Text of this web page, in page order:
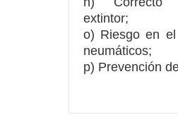
extintor;
o) Riesgo en
neumáticos;
p) Prevención